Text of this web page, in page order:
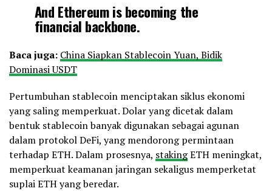
And Ethereum is becoming the
financial backbone.
For Ethereum’s 10th birthday, we’re
publishing our updated
Remaking the Case for ETH 🧵
1/pic.twitter.com/Rr9mSrK0GS
— mariaa.eth 🐸 (@MariaShen)July 8, 2025
Baca juga: China Siapkan Stablecoin Yuan, Bidik
Dominasi USDT
Pertumbuhan stablecoin menciptakan siklus ekonomi
yang saling memperkuat. Dolar yang dicetak dalam
bentuk stablecoin banyak digunakan sebagai agunan
dalam protokol DeFi, yang mendorong permintaan
terhadap ETH. Dalam prosesnya, stakingETH meningkat,
memperkuat keamanan jaringan sekaligus memperketat
suplai ETH yang beredar.